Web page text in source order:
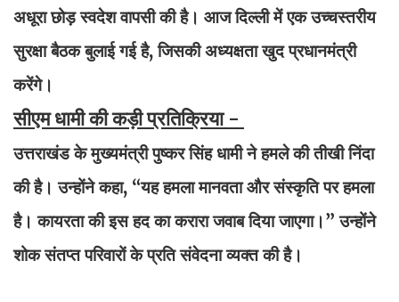
अधूरा छोड़ स्वदेश वापसी की है। आज दिल्ली में एक उच्चस्तरीय
सुरक्षा बैठक बुलाई गई है, जिसकी अध्यक्षता खुद प्रधानमंत्री
करेंगे।
सीएम धामी की कड़ी प्रतिक्रिया -
उत्तराखंड के मुख्यमंत्री पुष्कर सिंह धामी ने हमले की तीखी निंदा
की है। उन्होंने कहा, “यह हमला मानवता और संस्कृति पर हमला
है। कायरता की इस हद का करारा जवाब दिया जाएगा।” उन्होंने
शोक संतप्त परिवारों के प्रति संवेदना व्यक्त की है।